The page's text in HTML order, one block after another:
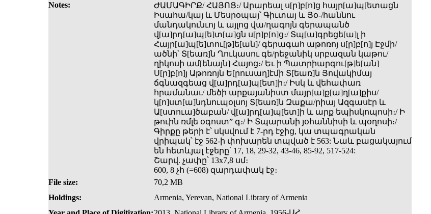
Notes:
ԺԱՄԱԳԻՐՔ/ ՀԱՅՈՑ։/ Արարեալ ս[ր]բ[ո]ց հայր[ա]պ[ետացն
Իսահա­/կայ և Մեսրօպայ՝ Գիւտայ և Յօ-/հաննու
մանդակունւոյ և այլոց վա­/ղագոյն գերապանծ
վ[ա]րդ[ա]պ[ե]տ[ա]ցն ս[ր]բ[ո]ց։/ Տպ[ա]գրեցե[ա]լ ի
Հայր[ա]պ[ե]տու[թ]ե[ան]/ գերագահ աթոռոյ ս[ր]բ[ո]յ Էջմի/
ածնի՝ Տ[եառ]ն Ղուկասու գե­/րեջանիկ սրբազան կաթու­/
ղիկոսի ամ[ենայն] Հայոց։/ Եւ ի Պատրիարգու[թ]ե[ան]
Ս[ր]բ[ո]յ Աթոռոյն Ե[րուսաղ]էմի Տ[եառ]ն Յովակիմայ
ճգնազգեաց վ[ա]րդ[ա]պ[ետ]ի։/ Իսկ և վեհափառ
հրամանաւ/ մեծի արքայանիստ մայր[ա]ք[ա]ղ[ա]քիս/
կ[ո]ստ[ա]նդնուպօլսոյ Տ[եառ]ն Զաքա/րիայ Ազգասէր և
Ա[ստուա]ծաբան/ վ[ա]րդ[ա]պ[ետ]ի և արք եպիսկոպոսի։/ Ի
թուին ռմլե օգոստ” գ։/ Ի Տպարանի յօհաննիսի և պօղոսի։/
Գիրքը թերի է՝ սկսվում է 7-րդ էջից, կա տպագրական
վրիպակ՝ էջ 562-ի փոխարեն տպված է 563: Նաև բացակայում
են հետևյալ էջերը՝ 17, 18, 29-32, 43-46, 85-92, 517-524:
Շարվ. չափը՝ 13x7,8 սմ։
600, 8 չհ (=608) զարդափակ էջ։
File size:
70,2 MB
Holdings:
Armenia, Yerevan, National Library of Armenia